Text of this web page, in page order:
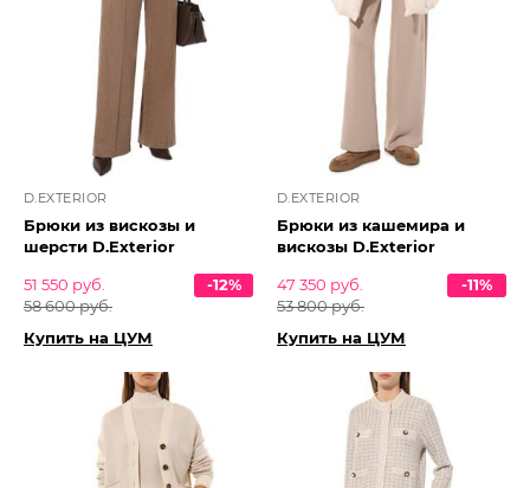
D.EXTERIOR
Брюки из вискозы и
шерсти D.Exterior
51 550 руб.
58 600 руб.
-12%
Купить на ЦУМ
D.EXTERIOR
Брюки из кашемира и
вискозы D.Exterior
47 350 руб.
53 800 руб.
-11%
Купить на ЦУМ